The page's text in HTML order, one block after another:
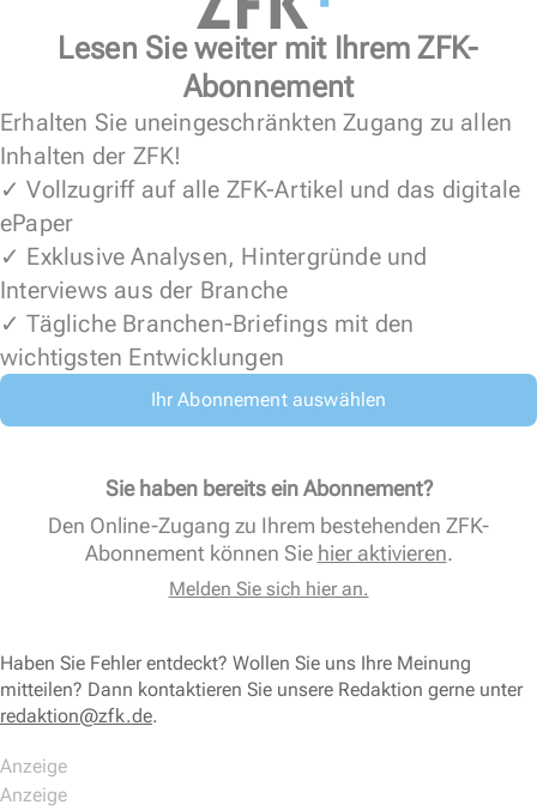
Lesen Sie weiter mit Ihrem ZFK-
Abonnement
Erhalten Sie uneingeschränkten Zugang zu allen
Inhalten der ZFK!
✓ Vollzugriff auf alle ZFK-Artikel und das digitale
ePaper
✓ Exklusive Analysen, Hintergründe und
Interviews aus der Branche
✓ Tägliche Branchen-Briefings mit den
wichtigsten Entwicklungen
Ihr Abonnement auswählen
Sie haben bereits ein Abonnement?
Den Online-Zugang zu Ihrem bestehenden ZFK-
Abonnement können Sie hier aktivieren.
Melden Sie sich hier an.
Haben Sie Fehler entdeckt? Wollen Sie uns Ihre Meinung
mitteilen? Dann kontaktieren Sie unsere Redaktion gerne unter
redaktion@zfk.de.